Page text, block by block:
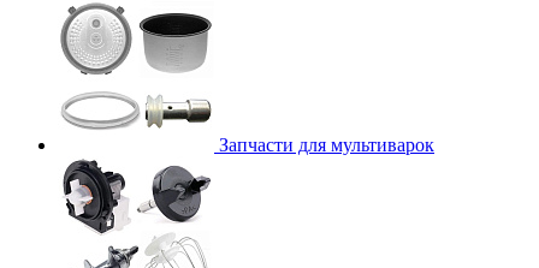
Запчасти для мультиварок